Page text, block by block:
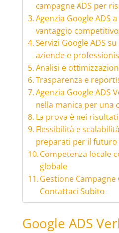
campagne ADS per
Agenzia Google ADS
vantaggio competitivo
Servizi Google ADS
aziende e
Analisi e
Trasparenza e
Agenzia Google ADS
nella manica per una
La prova è nei risultati
Flessibilità e
preparati per il futuro
Competenza locale
globale
Gestione Campagne
Contattaci Subito
Google ADS